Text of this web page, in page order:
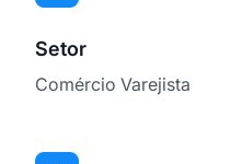
Setor
Comércio Varejista